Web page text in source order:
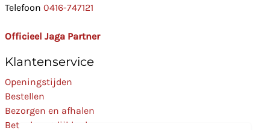
Telefoon 0416-747121
Officieel Jaga Partner
Klantenservice
Openingstijden
Bestellen
Bezorgen en afhalen
Betaalmogelijkheden